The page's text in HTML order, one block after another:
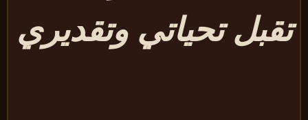
تحياتي وتقديري